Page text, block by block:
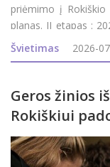
priėmimo į Rokiškio
planas. II etapas :
prašymų pildymas,
m. rugpjūčio 5 d. – e
Švietimas 2026-
Geros žinios
Rokiškiui